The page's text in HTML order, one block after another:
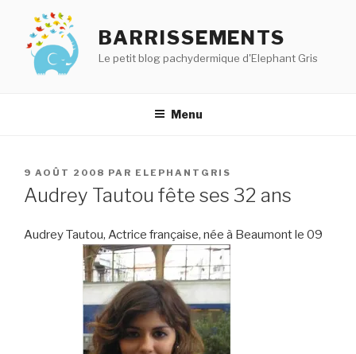
contenu
principal
BARRISSEMENTS
Le petit blog pachydermique d'Elephant Gris
Menu
PUBLIÉ
LE
9 AOÛT 2008 PAR ELEPHANTGRIS
Audrey Tautou fête ses 32 ans
Audrey Tautou, Actrice française, née à Beaumont le 09